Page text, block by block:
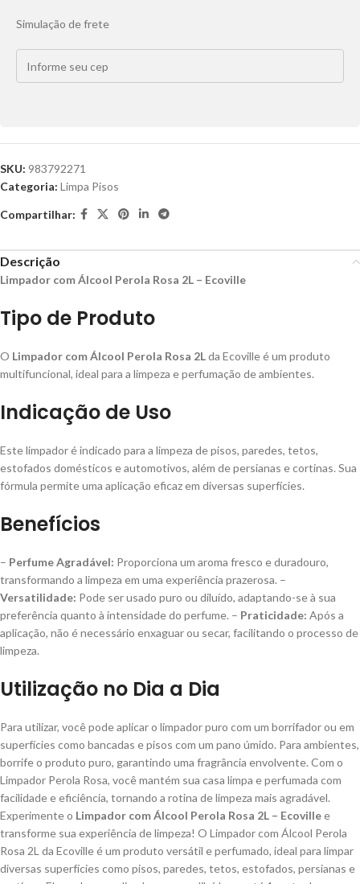
Simulação de frete
SKU: 983792271
Categoria: Limpa Pisos
Compartilhar:
Descrição
Limpador com Álcool Perola Rosa 2L – Ecoville
Tipo de Produto
O Limpador com Álcool Perola Rosa 2Lda Ecoville é um produto
multifuncional, ideal para a limpeza e perfumação de ambientes.
Indicação de Uso
Este limpador é indicado para a limpeza de pisos, paredes, tetos,
estofados domésticos e automotivos, além de persianas e cortinas. Sua
fórmula permite uma aplicação eficaz em diversas superfícies.
Benefícios
– Perfume Agradável: Proporciona um aroma fresco e duradouro,
transformando a limpeza em uma experiência prazerosa. –
Versatilidade: Pode ser usado puro ou diluído, adaptando-se à sua
preferência quanto à intensidade do perfume. – Praticidade: Após a
aplicação, não é necessário enxaguar ou secar, facilitando o processo de
limpeza.
Utilização no Dia a Dia
Para utilizar, você pode aplicar o limpador puro com um borrifador ou em
superfícies como bancadas e pisos com um pano úmido. Para ambientes,
borrife o produto puro, garantindo uma fragrância envolvente. Com o
Limpador Perola Rosa, você mantém sua casa limpa e perfumada com
facilidade e eficiência, tornando a rotina de limpeza mais agradável.
Experimente o Limpador com Álcool Perola Rosa 2L – Ecovillee
transforme sua experiência de limpeza! O Limpador com Álcool Perola
Rosa 2L da Ecoville é um produto versátil e perfumado, ideal para limpar
diversas superfícies como pisos, paredes, tetos, estofados, persianas e